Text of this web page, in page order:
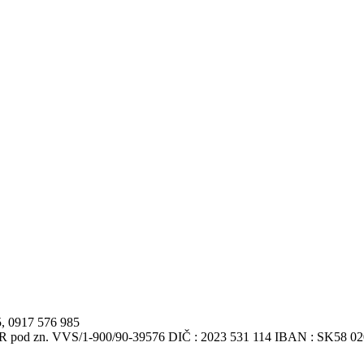
0917 576 985
pod zn. VVS/1-900/90-39576 DIČ : 2023 531 114 IBAN : SK58